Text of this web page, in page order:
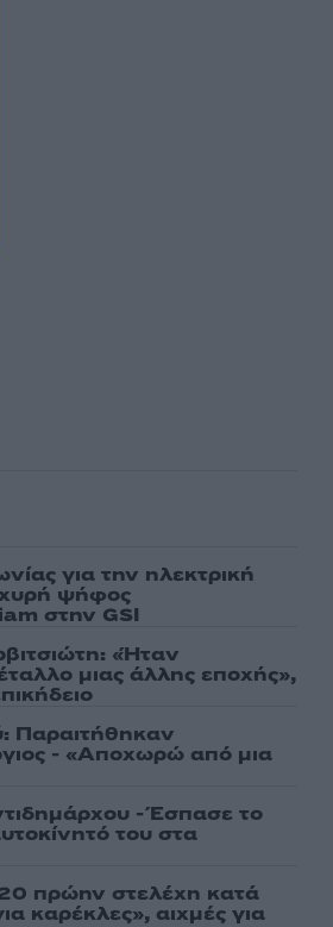
για την ηλεκτρική
ψήφος
στην GSI
«Ήταν
μιας άλλης εποχής»,
Παραιτήθηκαν
- «Αποχωρώ από μια
- Έσπασε το
του στα
πρώην στελέχη κατά
καρέκλες», αιχμές για